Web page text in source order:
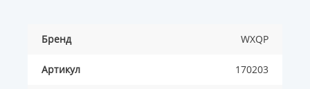
Бренд WXQP
Артикул 170203